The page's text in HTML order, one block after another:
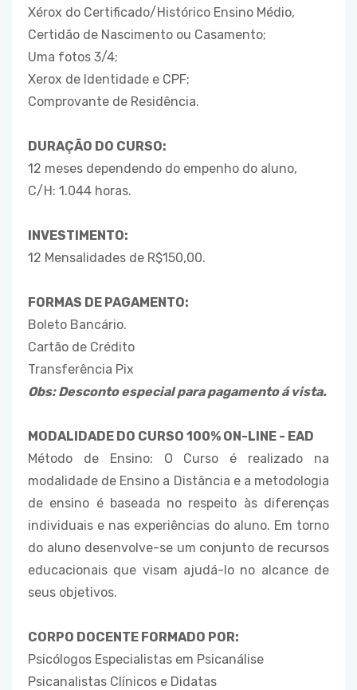
Xérox do Certificado/Histórico Ensino Médio,
Certidão de Nascimento ou Casamento;
Uma fotos 3/4;
Xerox de Identidade e CPF;
Comprovante de Residência.
DURAÇÃO DO CURSO:
12 meses dependendo do empenho do aluno,
C/H: 1.044 horas.
INVESTIMENTO:
12 Mensalidades de R$150,00.
FORMAS DE PAGAMENTO:
Boleto Bancário.
Cartão de Crédito
Transferência Pix
Obs: Desconto especial para pagamento á vista.
MODALIDADE DO CURSO 100% ON-LINE - EAD
Método de Ensino: O Curso é realizado na
modalidade de Ensino a Distância e a metodologia
de ensino é baseada no respeito às diferenças
individuais e nas experiências do aluno. Em torno
do aluno desenvolve-se um conjunto de recursos
educacionais que visam ajudá-lo no alcance de
seus objetivos.
CORPO DOCENTE FORMADO POR:
Psicólogos Especialistas em Psicanálise
Psicanalistas Clínicos e Didatas